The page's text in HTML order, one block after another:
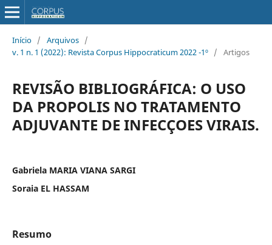
Início / Arquivos /
v. 1 n. 1 (2022): Revista Corpus Hippocraticum 2022 -1º / Artigos
REVISÃO BIBLIOGRÁFICA: O USO
DA PROPOLIS NO TRATAMENTO
ADJUVANTE DE INFECÇOES VIRAIS.
Gabriela MARIA VIANA SARGI
Soraia EL HASSAM
Resumo